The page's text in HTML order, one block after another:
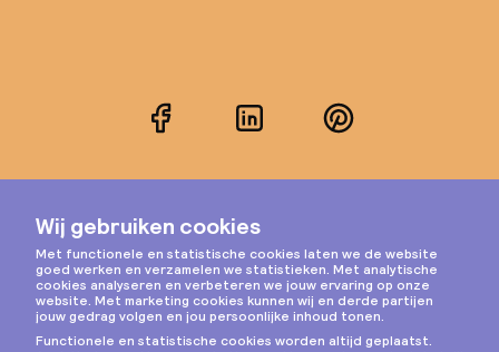
FacebookLinkedInPinterest
Instagram